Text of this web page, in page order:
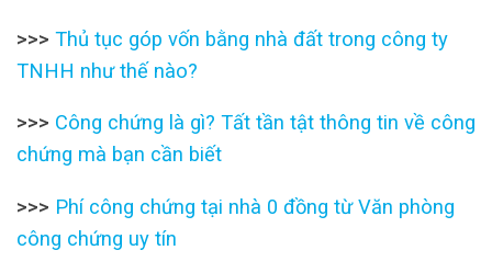
>>> Thủ tục góp vốn bằng nhà đất trong công ty
TNHH như thế nào?
>>> Công chứng là gì? Tất tần tật thông tin về công
chứng mà bạn cần biết
>>> Phí công chứng tại nhà 0 đồng từ Văn phòng
công chứng uy tín